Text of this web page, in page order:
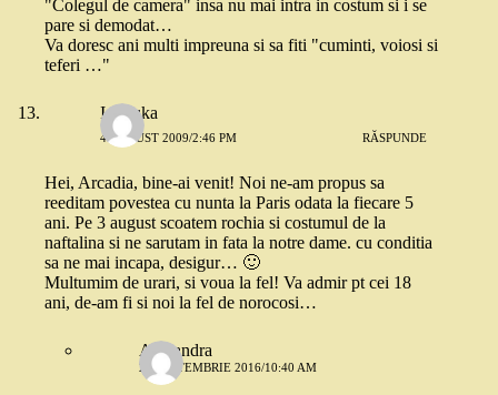
"Colegul de camera" insa nu mai intra in costum si i se
pare si demodat…
Va doresc ani multi impreuna si sa fiti "cuminti, voiosi si
teferi …"
Ionouka
4 AUGUST 2009/2:46 PM RĂSPUNDE
Hei, Arcadia, bine-ai venit! Noi ne-am propus sa
reeditam povestea cu nunta la Paris odata la fiecare 5
ani. Pe 3 august scoatem rochia si costumul de la
naftalina si ne sarutam in fata la notre dame. cu conditia
sa ne mai incapa, desigur… 🙂
Multumim de urari, si voua la fel! Va admir pt cei 18
ani, de-am fi si noi la fel de norocosi…
Alexandra
26 SEPTEMBRIE 2016/10:40 AM